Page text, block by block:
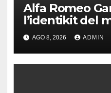
Alfa Romeo
l’identikit del
immaginato per
AGO 8, 2026 ADMIN